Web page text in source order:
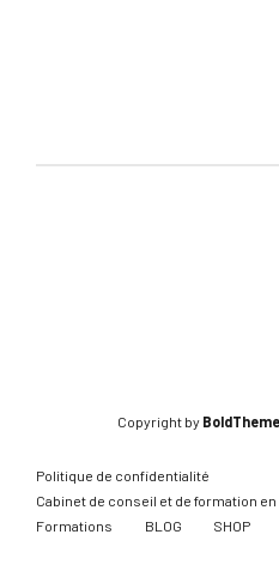
Copyright by
Politique de confidentialité
Cabinet de conseil et de formation
Formations
BLOG SHOP